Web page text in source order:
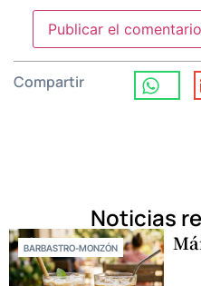
Compartir
Noticias
BARBASTRO-MONZÓN